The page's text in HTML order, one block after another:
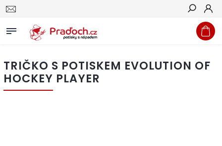
Hledat
TRIČKO S POTISKEM EVOLUTION OF
HOCKEY PLAYER